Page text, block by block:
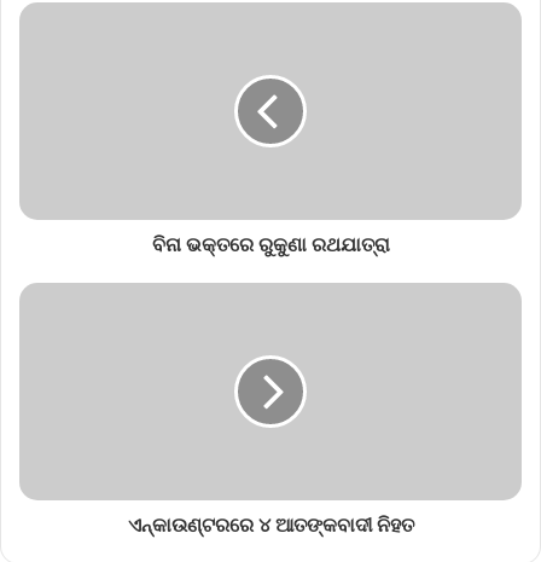
ବିନା ଭକ୍ତରେ ରୁକୁଣା ରଥଯାତ୍ରା
ଏନ୍‌କାଉଣ୍ଟରରେ ୪ ଆତଙ୍କବାଦୀ ନିହତ